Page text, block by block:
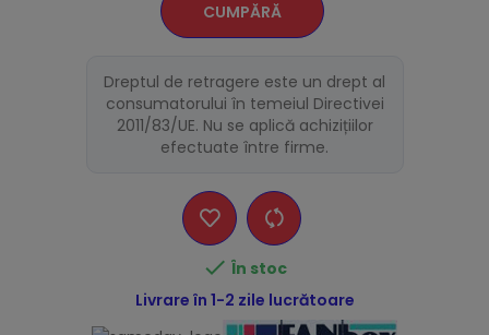
CUMPĂRĂ
Dreptul de retragere este un drept al
consumatorului în temeiul Directivei
2011/83/UE. Nu se aplică achizițiilor
efectuate între firme.
 În stoc
Livrare în 1-2 zile lucrătoare